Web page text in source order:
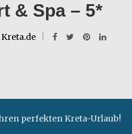
& Spa – 5*
perfekten Kreta-Urlaub!